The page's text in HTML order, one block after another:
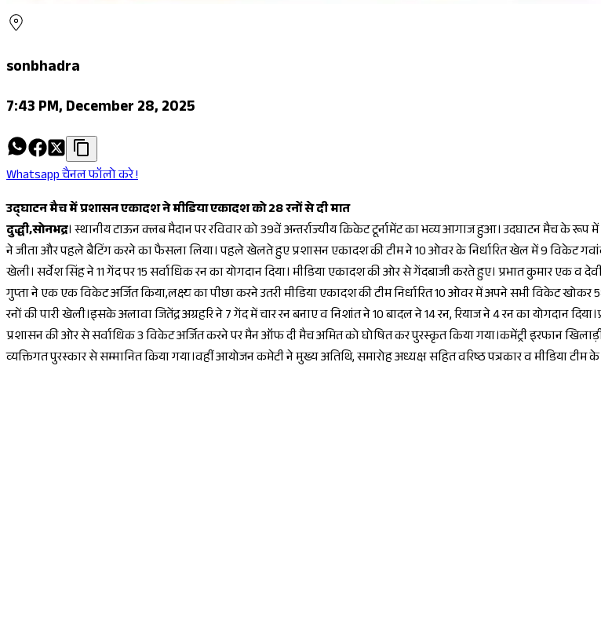
sonbhadra
7:43 PM, December 28, 2025
Whatsapp चैनल फॉलो करे !
उद्घाटन मैच में प्रशासन एकादश ने मीडिया एकादश को 28 रनों से दी मात
दुद्धी,सोनभद्र। स्थानीय टाऊन क्लब मैदान पर रविवार को 39वें अन्तर्राज्यीय क्रिकेट टूर्नामेंट का भव्य आगाज हुआ। उदघाटन मैच के
ने जीता और पहले बैटिंग करने का फैसला लिया। पहले खेलते हुए प्रशासन एकादश की टीम ने 10 ओवर के निर्धारित खेल में 9 विकेट
खेली। सर्वेश सिंह ने 11 गेंद पर 15 सर्वाधिक रन का योगदान दिया। मीडिया एकादश की ओर से गेंदबाजी करते हुए। प्रभात कुमार एक
गुप्ता ने एक एक विकेट अर्जित किया,लक्ष्य का पीछा करने उतरी मीडिया एकादश की टीम निर्धारित 10 ओवर में अपने सभी विकेट खोकर
रनों की पारी खेली।इसके अलावा जितेंद्र अग्रहरि ने 7 गेंद में चार रन बनाए व निशांत ने 10 बादल ने 14 रन, रियाज ने 4 रन का योगदान
प्रशासन की ओर से सर्वाधिक 3 विकेट अर्जित करने पर मैन ऑफ दी मैच अमित को घोषित कर पुरस्कृत किया गया।कमेंट्री इरफान खिलाड़ी
व्यक्तिगत पुरस्कार से सम्मानित किया गया।वहीं आयोजन कमेटी ने मुख्य अतिथि, समारोह अध्यक्ष सहित वरिष्ठ पत्रकार व मीडिया टीम